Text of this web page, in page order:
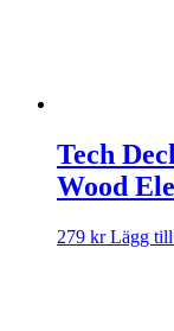
Tech
Wood
279 kr Lägg